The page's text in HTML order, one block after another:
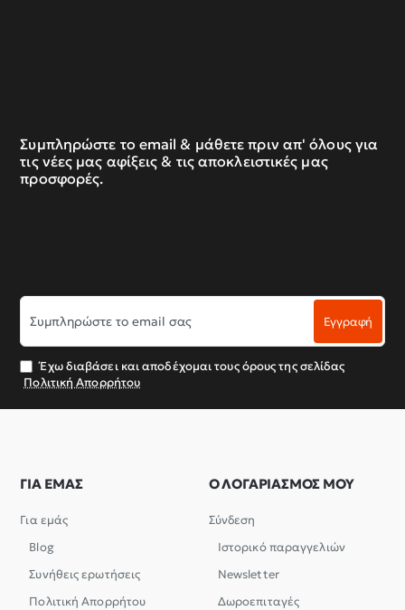
Συμπληρώστε το email & μάθετε πριν απ' όλους για
τις νέες μας αφίξεις & τις αποκλειστικές μας
προσφορές.
Συμπληρώστε
το
email
σας
Εγγραφή
Έχω διαβάσει και αποδέχομαι τους όρους της σελίδας
Πολιτική Απορρήτου
ΓΙΑ ΕΜΑΣ
Για εμάς
Blog
Συνήθεις ερωτήσεις
Πολιτική Απορρήτου
Ο ΛΟΓΑΡΙΑΣΜΟΣ ΜΟΥ
Σύνδεση
Ιστορικό παραγγελιών
Newsletter
Δωροεπιταγές